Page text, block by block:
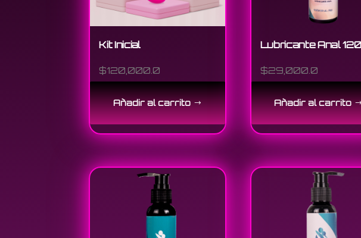
Kit Inicial
$120,000.0
Añadir al carrito
Lubricante Anal
$29,000.0
Añadir al carrito